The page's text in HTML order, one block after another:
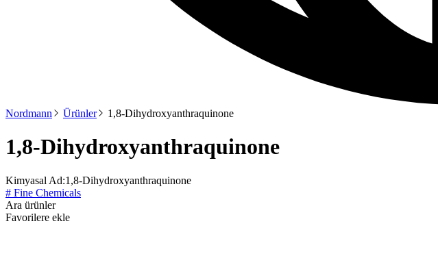
Nordmann Ürünler 1,8-Dihydroxyanthraquinone
1,8-Dihydroxyanthraquinone
Kimyasal Ad:1,8-Dihydroxyanthraquinone
# Fine Chemicals
Ara ürünler
Favorilere ekle